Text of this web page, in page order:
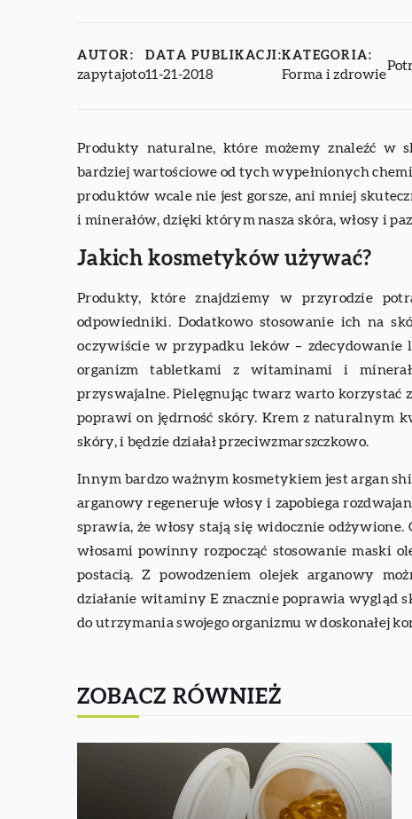
AUTOR:
zapytajoto
DATA PUBLIKACJI:
11-21-2018
KATEGORIA:
Forma i zdrowie
Produkty naturalne, które możemy znaleźć w
bardziej wartościowe od tych wypełnionych
produktów wcale nie jest gorsze, ani mniej
i minerałów, dzięki którym nasza skóra, włosy i
Jakich kosmetyków używać?
Produkty, które znajdziemy w przyrodzie
odpowiedniki. Dodatkowo stosowanie ich na
oczywiście w przypadku leków –
organizm tabletkami z witaminami i
przyswajalne. Pielęgnując twarz warto korzystać
poprawi on jędrność skóry. Krem z naturalnym
skóry, i będzie działał przeciwzmarszczkowo.
Innym bardzo ważnym kosmetykiem jest argan
arganowy regeneruje włosy i zapobiega
sprawia, że włosy stają się widocznie odżywione.
włosami powinny rozpocząć stosowanie maski
postacią. Z powodzeniem olejek arganowy
działanie witaminy E znacznie poprawia wygląd
do utrzymania swojego organizmu w doskonałej
ZOBACZ RÓWNIEŻ